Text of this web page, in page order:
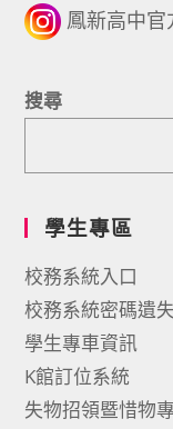
鳳新高中
搜尋
學生專區
校務系統入口
校務系統密碼遺
學生專車資訊
K館訂位系統
失物招領暨惜物